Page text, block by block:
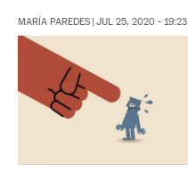
MARÍA PAREDES | JUL 25, 2020 - 19:23